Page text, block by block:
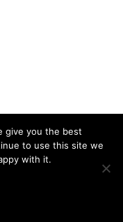
All
give you the best
to use this site we
with it.